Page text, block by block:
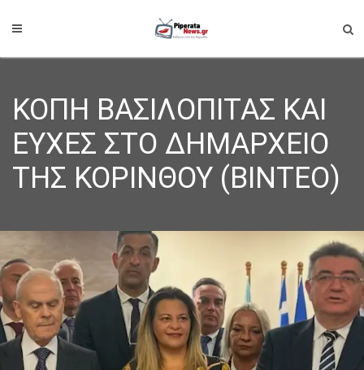
ΚΟΠΗ ΒΑΣΙΛΟΠΙΤΑΣ ΚΑΙ
ΕΥΧΕΣ ΣΤΟ ΔΗΜΑΡΧΕΙΟ
ΤΗΣ ΚΟΡΙΝΘΟΥ (ΒΙΝΤΕΟ)